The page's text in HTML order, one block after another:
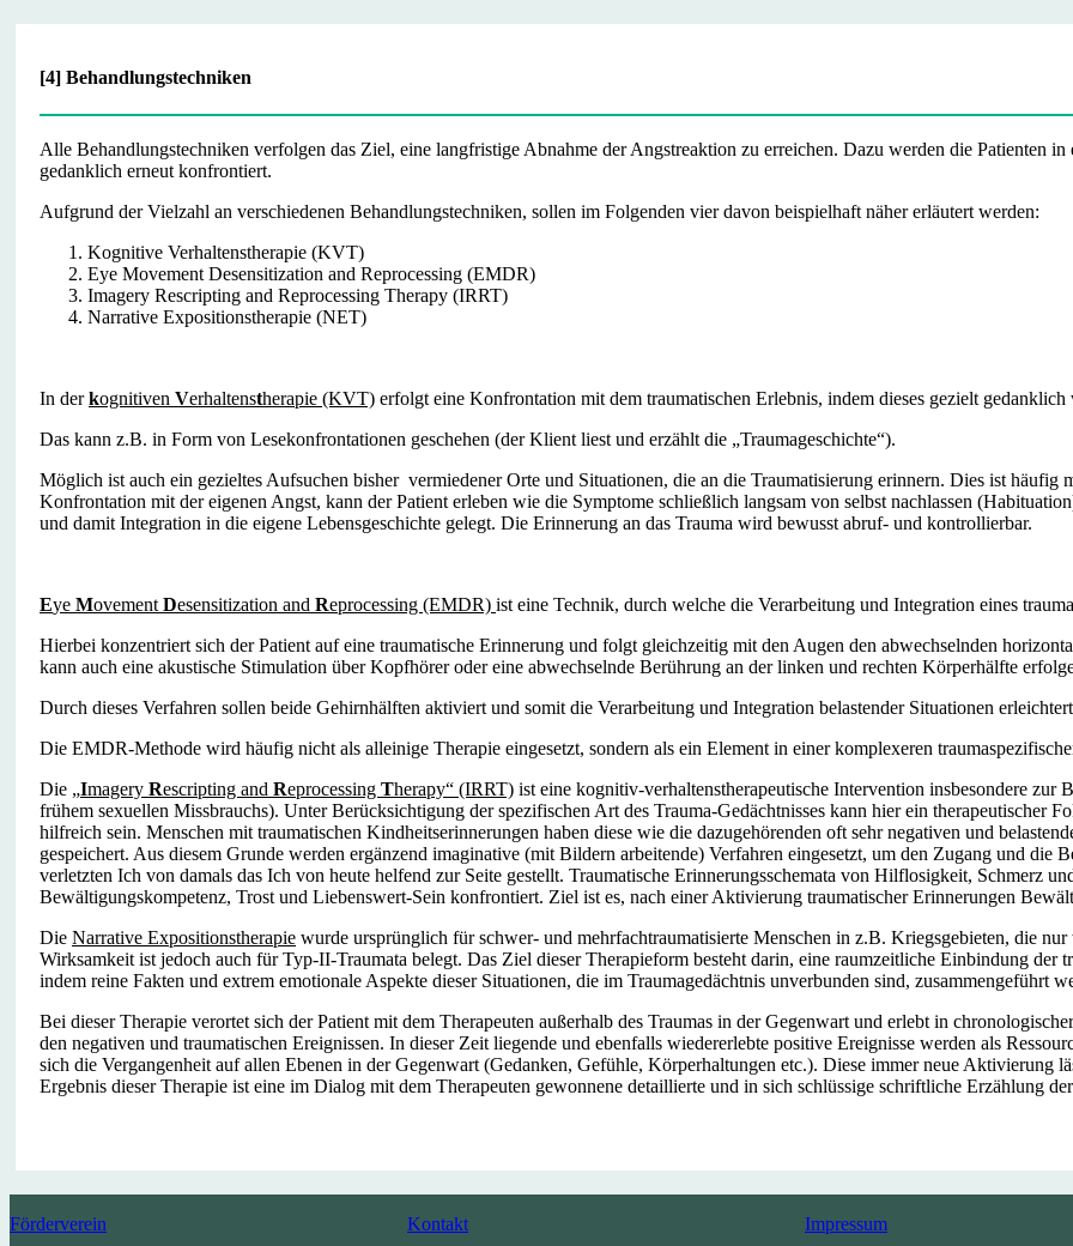
[4] Behandlungstechniken
Alle Behandlungstechniken verfolgen das Ziel, eine langfristige Abnahme der Angstreaktion zu erreichen. Dazu werden die Patienten
gedanklich erneut konfrontiert.
Aufgrund der Vielzahl an verschiedenen Behandlungstechniken, sollen im Folgenden vier davon beispielhaft näher erläutert werden:
Kognitive Verhaltenstherapie (KVT)
Eye Movement Desensitization and Reprocessing (EMDR)
Imagery Rescripting and Reprocessing Therapy (IRRT)
Narrative Expositionstherapie (NET)
In derkognitiven Verhaltenstherapie (KVT) erfolgt eine Konfrontation mit dem traumatischen Erlebnis, indem dieses gezielt
Das kann z.B. in Form von Lesekonfrontationen geschehen (der Klient liest und erzählt die „Traumageschichte“).
Möglich ist auch ein gezieltes Aufsuchen bisher vermiedener Orte und Situationen, die an die Traumatisierung erinnern. Dies ist
Konfrontation mit der eigenen Angst, kann der Patient erleben wie die Symptome schließlich langsam von selbst nachlassen
und damit Integration in die eigene Lebensgeschichte gelegt. Die Erinnerung an das Trauma wird bewusst abruf- und kontrollierbar.
Eye Movement Desensitization and Reprocessing (EMDR) ist eine Technik, durch welche die Verarbeitung und Integration eines
Hierbei konzentriert sich der Patient auf eine traumatische Erinnerung und folgt gleichzeitig mit den Augen den abwechselnden
kann auch eine akustische Stimulation über Kopfhörer oder eine abwechselnde Berührung an der linken und rechten Körperhälfte
Durch dieses Verfahren sollen beide Gehirnhälften aktiviert und somit die Verarbeitung und Integration belastender Situationen
Die EMDR-Methode wird häufig nicht als alleinige Therapie eingesetzt, sondern als ein Element in einer komplexeren
Die „Imagery Rescripting and Reprocessing Therapy“ (IRRT) ist eine kognitiv-verhaltenstherapeutische Intervention insbesondere
frühem sexuellen Missbrauchs). Unter Berücksichtigung der spezifischen Art des Trauma-Gedächtnisses kann hier ein therapeutischer
hilfreich sein. Menschen mit traumatischen Kindheitserinnerungen haben diese wie die dazugehörenden oft sehr negativen und
gespeichert. Aus diesem Grunde werden ergänzend imaginative (mit Bildern arbeitende) Verfahren eingesetzt, um den Zugang und die
verletzten Ich von damals das Ich von heute helfend zur Seite gestellt. Traumatische Erinnerungsschemata von Hilflosigkeit, Schmerz
Bewältigungskompetenz, Trost und Liebenswert-Sein konfrontiert. Ziel ist es, nach einer Aktivierung traumatischer Erinnerungen
Die Narrative Expositionstherapie wurde ursprünglich für schwer- und mehrfachtraumatisierte Menschen in z.B. Kriegsgebieten, die
Wirksamkeit ist jedoch auch für Typ-II-Traumata belegt. Das Ziel dieser Therapieform besteht darin, eine raumzeitliche Einbindung der
indem reine Fakten und extrem emotionale Aspekte dieser Situationen, die im Traumagedächtnis unverbunden sind, zusammengeführt
Bei dieser Therapie verortet sich der Patient mit dem Therapeuten außerhalb des Traumas in der Gegenwart und erlebt in
den negativen und traumatischen Ereignissen. In dieser Zeit liegende und ebenfalls wiedererlebte positive Ereignisse werden als
sich die Vergangenheit auf allen Ebenen in der Gegenwart (Gedanken, Gefühle, Körperhaltungen etc.). Diese immer neue Aktivierung
Ergebnis dieser Therapie ist eine im Dialog mit dem Therapeuten gewonnene detaillierte und in sich schlüssige schriftliche Erzählung
Förderverein Kontakt Impressum